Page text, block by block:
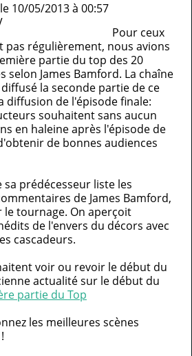
le 10/05/2013 à 00:57
Pour ceux
pas régulièrement, nous avions
partie du top des 20
selon James Bamford. La chaîne
la seconde partie de ce
diffusion de l'épisode finale:
souhaitent sans aucun
en haleine après l'épisode de
de bonnes audiences
prédécesseur liste les
de James Bamford,
tournage. On aperçoit
de l'envers du décors avec
cascadeurs.
voir ou revoir le début du
actualité sur le début du
partie du Top
les meilleures scènes